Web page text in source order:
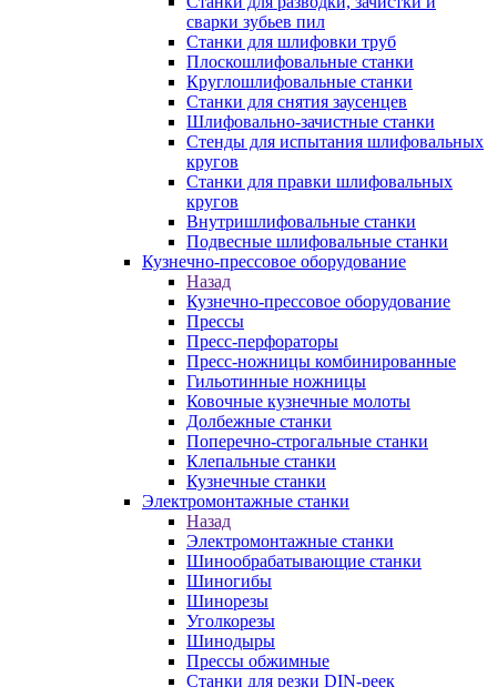
сварки зубьев пил
Станки для шлифовки труб
Плоскошлифовальные станки
Круглошлифовальные станки
Станки для снятия заусенцев
Шлифовально-зачистные станки
Стенды для испытания шлифовальных
кругов
Станки для правки шлифовальных
кругов
Внутришлифовальные станки
Подвесные шлифовальные станки
Кузнечно-прессовое оборудование
Назад
Кузнечно-прессовое оборудование
Прессы
Пресс-перфораторы
Пресс-ножницы комбинированные
Гильотинные ножницы
Ковочные кузнечные молоты
Долбежные станки
Поперечно-строгальные станки
Клепальные станки
Кузнечные станки
Электромонтажные станки
Назад
Электромонтажные станки
Шинообрабатывающие станки
Шиногибы
Шинорезы
Уголкорезы
Шинодыры
Прессы обжимные
Станки для резки DIN-реек